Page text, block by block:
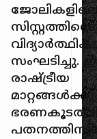
ജോലികളിലെ
സംഘടിച്ചു.
രാഷ്ട്രീയ
പതനത്തിനും